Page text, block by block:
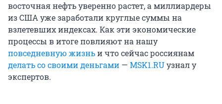
восточная нефть уверенно растет, а миллиардеры
из США уже заработали круглые суммы на
взлетевших индексах. Как эти экономические
процессы в итоге повлияют на нашу
повседневную жизньи что сейчас россиянам
делать со своими деньгами — MSK1.RUузнал у
экспертов.